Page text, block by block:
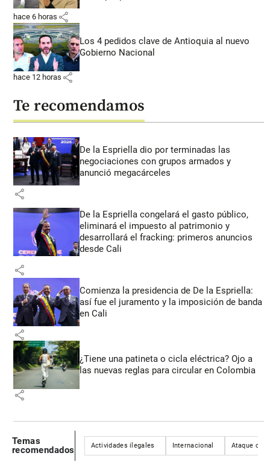
hace 6 horas share
Los 4 pedidos clave de Antioquia al nuevo
Gobierno Nacional
hace 12 horas share
Te recomendamos
De la Espriella dio por terminadas las
negociaciones con grupos armados y
anunció megacárceles
share
De la Espriella congelará el gasto público,
eliminará el impuesto al patrimonio y
desarrollará el fracking: primeros anuncios
desde Cali
share
Comienza la presidencia de De la Espriella:
así fue el juramento y la imposición de banda
en Cali
share
¿Tiene una patineta o cicla eléctrica? Ojo a
las nuevas reglas para circular en Colombia
share
Temas
recomendados
Actividades ilegales Internacional Ataque con